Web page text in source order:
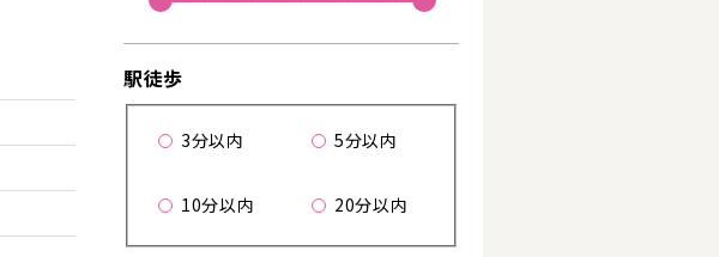
駅徒歩
3分以内 5分以内
10分以内 20分以内